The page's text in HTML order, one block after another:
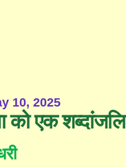
10, 2025
को एक शब्दांजलि